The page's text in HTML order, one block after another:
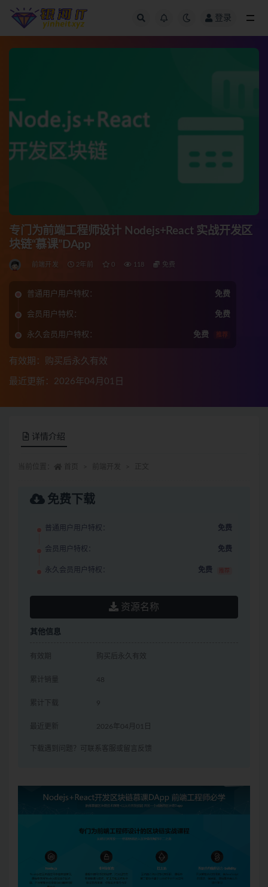
登录
专门为前端工程师设计 Nodejs+React 实战开发区
块链“慕课”DApp
前端开发 2年前 0 118 免费
普通用户用户特权： 免费
会员用户特权： 免费
永久会员用户特权： 免费 推荐
有效期：购买后永久有效
最近更新：2026年04月01日
详情介绍
免费下载
普通用户用户特权： 免费
会员用户特权： 免费
永久会员用户特权： 免费 推荐
资源名称
其他信息
有效期 购买后永久有效
累计销量 48
累计下载 9
最近更新 2026年04月01日
下载遇到问题？可联系客服或留言反馈